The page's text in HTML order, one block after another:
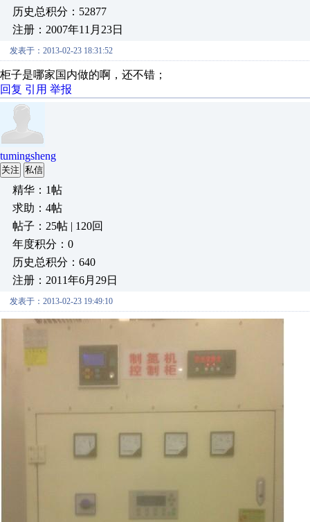
历史总积分：52877
注册：2007年11月23日
发表于：2013-02-23 18:31:52
柜子是哪家国内做的啊，还不错；
回复 引用 举报
tumingsheng
关注 私信
精华：1帖
求助：4帖
帖子：25帖 | 120回
年度积分：0
历史总积分：640
注册：2011年6月29日
发表于：2013-02-23 19:49:10